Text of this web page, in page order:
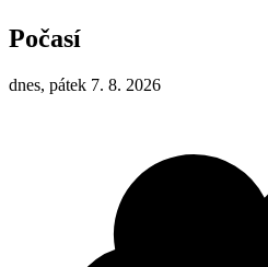
Počasí
dnes, pátek 7. 8. 2026